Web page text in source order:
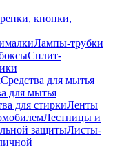
кнопки,
Лампы-трубки
Сплит-
Средства для мытья
для мытья
для стиркиЛенты
Лестницы и
защитыЛисты-